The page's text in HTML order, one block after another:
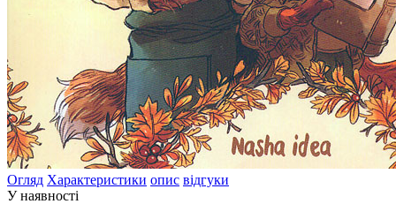
Огляд Характеристики опис відгуки
У наявності